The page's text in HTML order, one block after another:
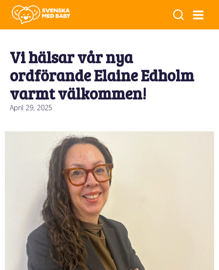
Vi hälsar vår nya
ordförande Elaine Edholm
varmt välkommen!
April 29, 2025